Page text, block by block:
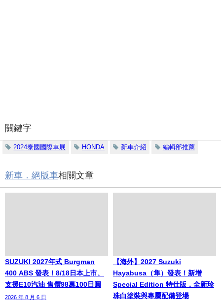
關鍵字
2024泰國國際車展 HONDA 新車介紹 編輯部推薦
新車．絕版車相關文章
SUZUKI 2027年式 Burgman
400 ABS 發表！8/18日本上市、
支援E10汽油 售價98萬100日圓
2026 年 8 月 6 日
【海外】2027 Suzuki
Hayabusa（隼）發表！新增
Special Edition 特仕版，全新珍
珠白塗裝與專屬配備登場